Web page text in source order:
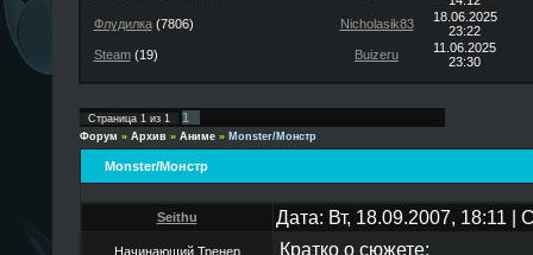
Флудилка(7806) Nicholasik83
18.06.2025
23:22
Steam(19) Buizeru
11.06.2025
23:30
Страница 1из 1 1
Форум » Архив » Аниме » Monster/Монстр
Monster/Монстр
Seithu Дата: Вт, 18.09.2007, 18:11
Начинающий Тренер
Кратко о сюжете: